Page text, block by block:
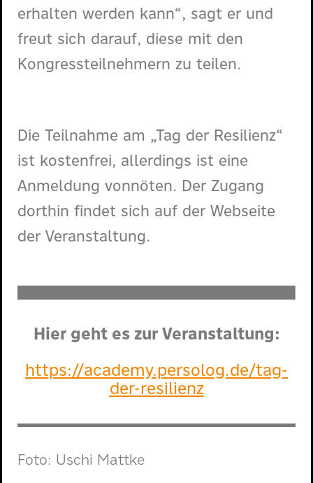
erhalten werden kann“, sagt er und
freut sich darauf, diese mit den
Kongressteilnehmern zu teilen.
Die Teilnahme am „Tag der Resilienz“
ist kostenfrei, allerdings ist eine
Anmeldung vonnöten. Der Zugang
dorthin findet sich auf der Webseite
der Veranstaltung.
Hier geht es zur Veranstaltung:
https://academy.persolog.de/tag-
der-resilienz
Foto: Uschi Mat­tke